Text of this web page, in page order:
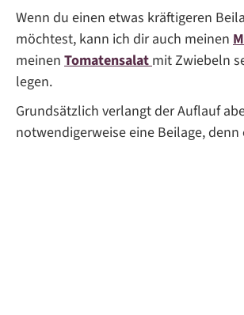
Wenn du einen etwas kräftigeren
möchtest, kann ich dir auch meinen
meinen Tomatensalatmit Zwiebeln
legen.
Grundsätzlich verlangt der Auflauf
notwendigerweise eine Beilage, denn